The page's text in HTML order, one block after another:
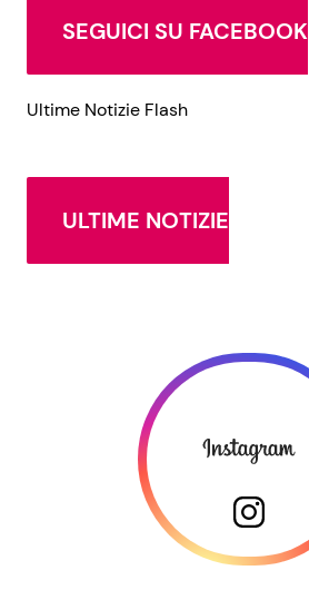
SEGUICI SU FACEBOOK
Ultime Notizie Flash
ULTIME NOTIZIE